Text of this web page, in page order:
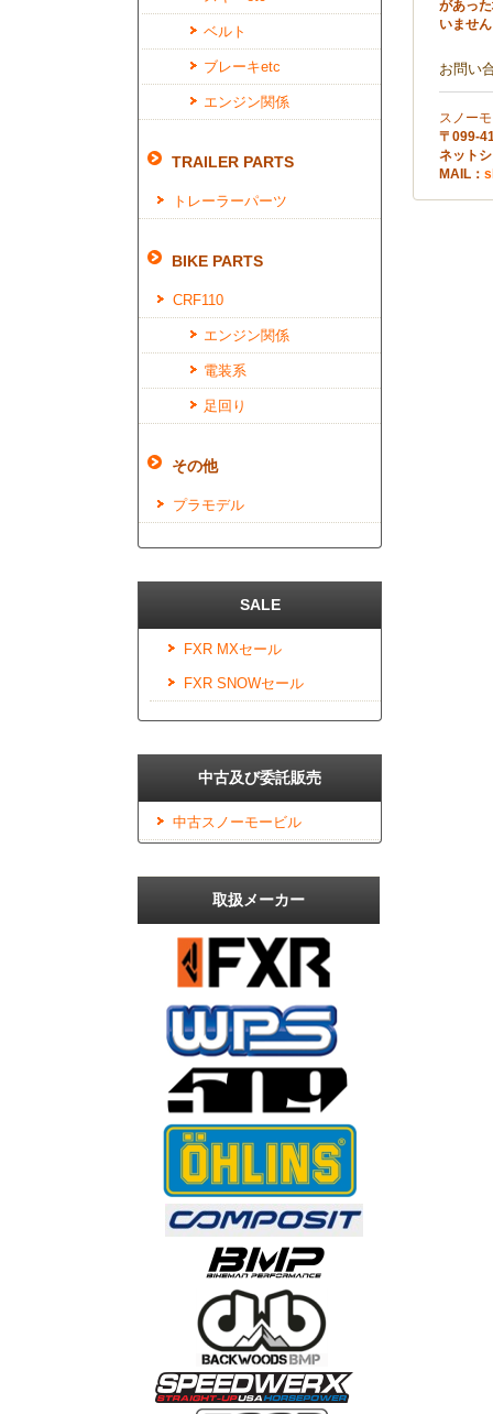
があっ
いませ
お問い
スノー
〒099-
ネット
MAIL：
ベルト
ブレーキetc
エンジン関係
TRAILER PARTS
トレーラーパーツ
BIKE PARTS
CRF110
エンジン関係
電装系
足回り
その他
プラモデル
SALE
FXR MXセール
FXR SNOWセール
中古及び委託販売
中古スノーモービル
取扱メーカー